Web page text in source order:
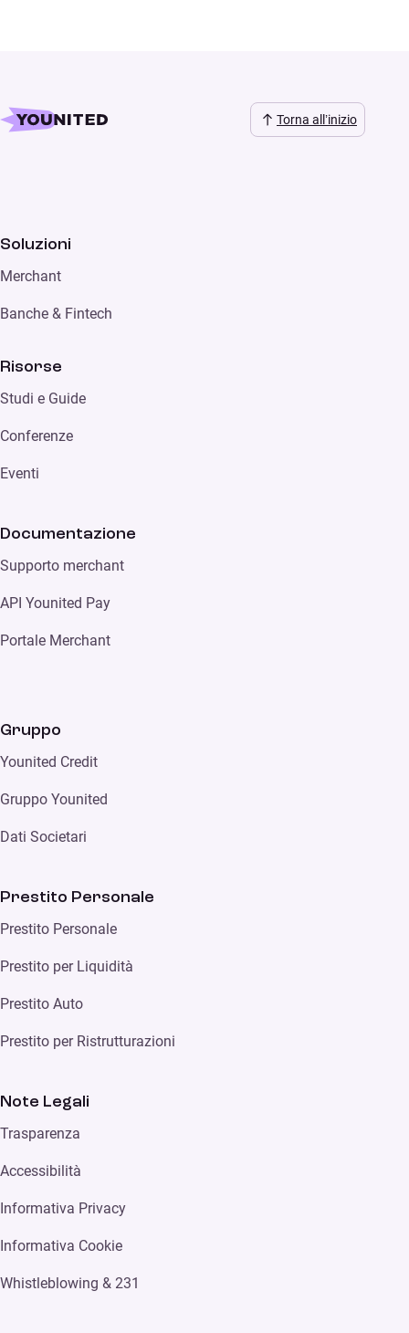
Torna all’inizio
Soluzioni
Merchant
Banche & Fintech
Risorse
Studi e Guide
Conferenze
Eventi
Documentazione
Supporto merchant
API Younited Pay
Portale Merchant
Gruppo
Younited Credit
Gruppo Younited
Dati Societari
Prestito Personale
Prestito Personale
Prestito per Liquidità
Prestito Auto
Prestito per Ristrutturazioni
Note Legali
Trasparenza
Accessibilità
Informativa Privacy
Informativa Cookie
Whistleblowing & 231